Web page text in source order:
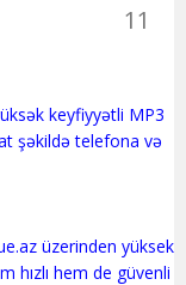
11
keyfiyyətli MP3
şəkildə telefona və
üzerinden yüksek
hızlı hem de güvenli